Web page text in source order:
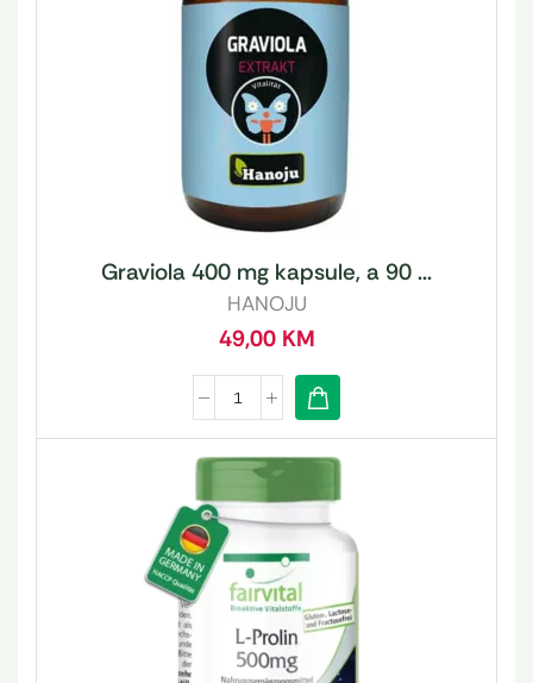
Graviola 400 mg kapsule, a 90 ...
HANOJU
49,00 KM